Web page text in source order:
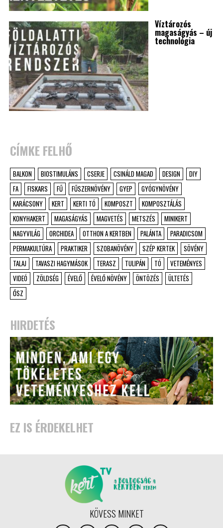
Víztározós
magaságyás – új
technológia
CÍMKE FELHŐ
BALKON BIOSTIMULÁNS CSERJE CSINÁLD MAGAD DESIGN
DIY
FA
FISKARS FŰ FŰSZERNÖVÉNY GYEP
GYÓGYNÖVÉNY
KARÁCSONY
KERT KERTI TÓ KOMPOSZT
KOMPOSZTÁLÁS
KONYHAKERT
MAGASÁGYÁS MAGVETÉS METSZÉS
MINIKERT
NAGYVILÁG
ORCHIDEA OTTHON A KERTBEN PALÁNTA
PARADICSOM
PERMAKULTÚRA
PRAKTIKER SZOBANÖVÉNY SZÉP KERTEK
SÖVÉNY
TALAJ
TAVASZI HAGYMÁSOK TERASZ TULIPÁN TÓ
VETEMÉNYES
VIDEÓ
ZÖLDSÉG ÉVELŐ ÉVELŐ NÖVÉNY ÖNTÖZÉS
ÜLTETÉS
ŐSZ
HIRDETÉS
EZ IS ÉRDEKELHET
KÖVESS MINKET